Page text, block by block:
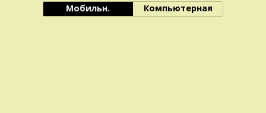
Мобильн. Компьютерная